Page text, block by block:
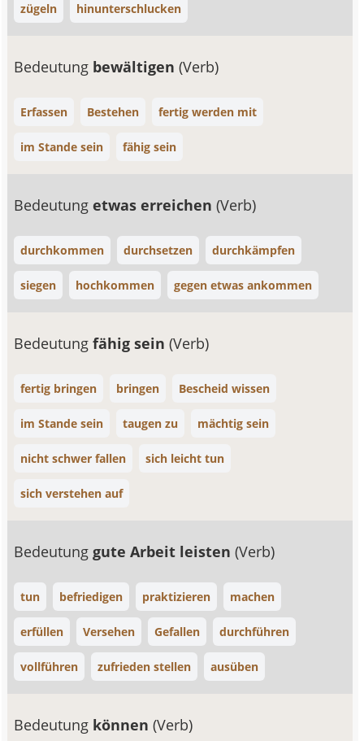
zügeln hinunterschlucken
Bedeutung bewältigen(Verb)
Erfassen Bestehen fertig werden mit
im Stande sein fähig sein
Bedeutungetwas erreichen(Verb)
durchkommen durchsetzen durchkämpfen
siegen hochkommen gegen etwas ankommen
Bedeutungfähig sein(Verb)
fertig bringen bringen Bescheid wissen
im Stande sein taugen zu mächtig sein
nicht schwer fallen sich leicht tun
sich verstehen auf
Bedeutunggute Arbeit leisten(Verb)
tun befriedigen praktizieren machen
erfüllen Versehen Gefallen durchführen
vollführen zufrieden stellen ausüben
Bedeutung können(Verb)